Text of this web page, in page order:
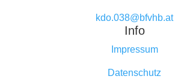
kdo.038@bfvhb.at
Info
Impressum
Datenschutz